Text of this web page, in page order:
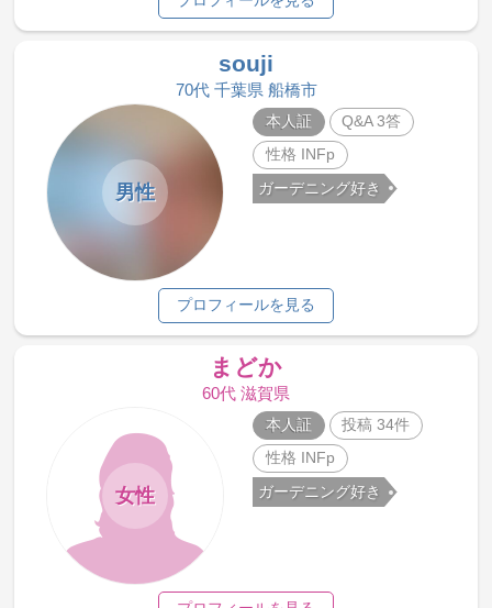
souji
70代 千葉県 船橋市
男性
本人証
Q&A 3答
性格 INFp
ガーデニング好き
プロフィールを見る
まどか
60代 滋賀県
女性
本人証
投稿 34件
性格 INFp
ガーデニング好き